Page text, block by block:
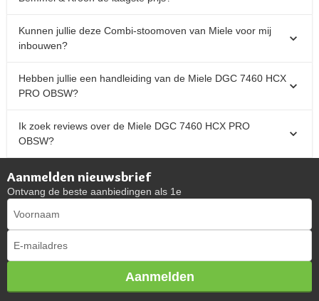
Kunnen jullie deze Combi-stoomoven van Miele voor mij
inbouwen?
Hebben jullie een handleiding van de Miele DGC 7460 HCX
PRO OBSW?
Ik zoek reviews over de Miele DGC 7460 HCX PRO
OBSW?
Aanmelden nieuwsbrief
Ontvang de beste aanbiedingen als 1e
Aanmelden